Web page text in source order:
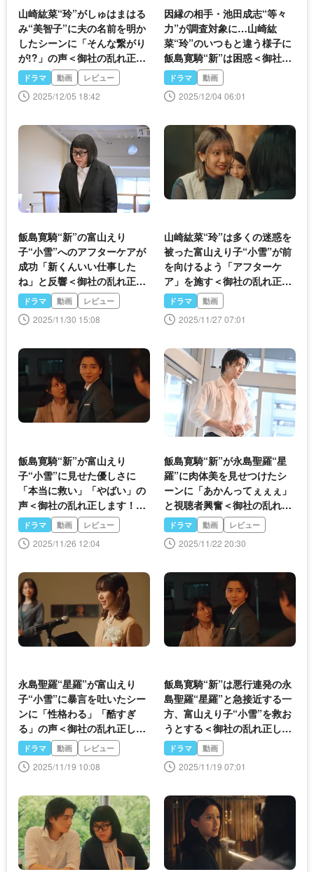
山崎紘菜“玲”がしゅはまはる
み“美智子”に夫の名前を明か
したシーンに「そんな繋がり
が!?」の声＜御社の乱れ正し
ます！2＞
ドラマ 動画 レビュー
2025/12/05 18:42
因縁の相手・池田成志“等々
力”が調査対象に…山崎紘
菜“玲”のいつもと違う様子に
飯島寛騎“新”は困惑＜御社の
乱れ正します！2＞
ドラマ 動画
2025/12/04 06:01
飯島寛騎“新”の富山えり
子“小雪”へのアフターケアが
成功「新くんいい仕事した
ね」と反響＜御社の乱れ正し
ます！2＞
ドラマ 動画 レビュー
2025/11/30 15:08
山崎紘菜“玲”は多くの迷惑を
被った富山えり子“小雪”が前
を向けるよう「アフターケ
ア」を施す＜御社の乱れ正し
ます！2＞
ドラマ 動画
2025/11/27 07:01
飯島寛騎“新”が富山えり
子“小雪”に見せた優しさに
「本当に救い」「やばい」の
声＜御社の乱れ正します！2
＞ドラマ 動画 レビュー
2025/11/26 12:04
飯島寛騎“新”が永島聖羅“星
羅”に肉体美を見せつけたシ
ーンに「あかんってぇぇぇ」
と視聴者興奮＜御社の乱れ正
します！2＞
ドラマ 動画 レビュー
2025/11/22 20:30
永島聖羅“星羅”が富山えり
子“小雪”に暴言を吐いたシー
ンに「性格わる」「酷すぎ
る」の声＜御社の乱れ正しま
す！2＞
ドラマ 動画 レビュー
2025/11/19 10:08
飯島寛騎“新”は悪行連発の永
島聖羅“星羅”と急接近する一
方、富山えり子“小雪”を救お
うとする＜御社の乱れ正しま
す！2＞
ドラマ 動画
2025/11/19 07:01